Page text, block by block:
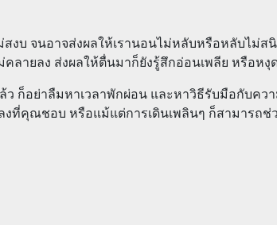
สงบ จนอาจส่งผลให้เรานอนไม่หลับหรือหลับไม่
คลายลง ส่งผลให้ตื่นมาก็ยังรู้สึกอ่อนเพลีย หรือหงุ
ล้ว ก็อย่าลืมหาเวลาพักผ่อน และหาวิธีรับมือกับคว
งที่คุณชอบ หรือแม้แต่การเดินเพลินๆ ก็สามารถช่